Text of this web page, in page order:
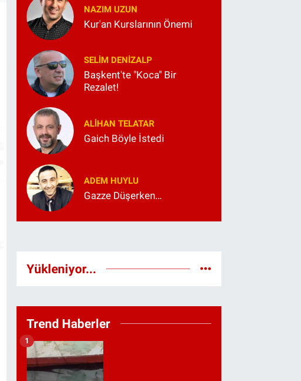
NAZIM UZUN
Kur'an Kurslarının Önemi
SELIM DENİZALP
Başkent'te "Koca" Bir
Rezalet!
ALIHAN TELATAR
Gaich Böyle İstedi
ADEM HUYLU
Gazze Düşerken…
Yükleniyor...
Trend Haberler
1